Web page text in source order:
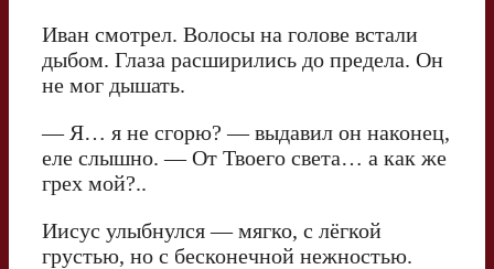
Иван смотрел. Волосы на голове встали
дыбом. Глаза расширились до предела. Он
не мог дышать.
— Я… я не сгорю? — выдавил он наконец,
еле слышно. — От Твоего света… а как же
грех мой?..
Иисус улыбнулся — мягко, с лёгкой
грустью, но с бесконечной нежностью.